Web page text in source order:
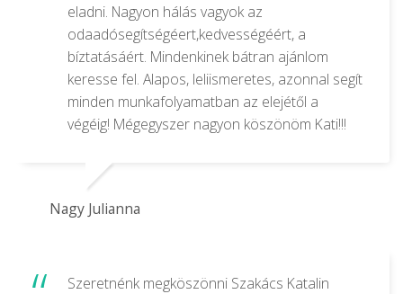
eladni. Nagyon hálás vagyok az
odaadósegítségéert,kedvességéért, a
bíztatásáért. Mindenkinek bátran ajánlom
keresse fel. Alapos, leliismeretes, azonnal segít
minden munkafolyamatban az elejétől a
végéig! Mégegyszer nagyon köszönöm Kati!!!
Nagy Julianna
Szeretnénk megköszönni Szakács Katalin